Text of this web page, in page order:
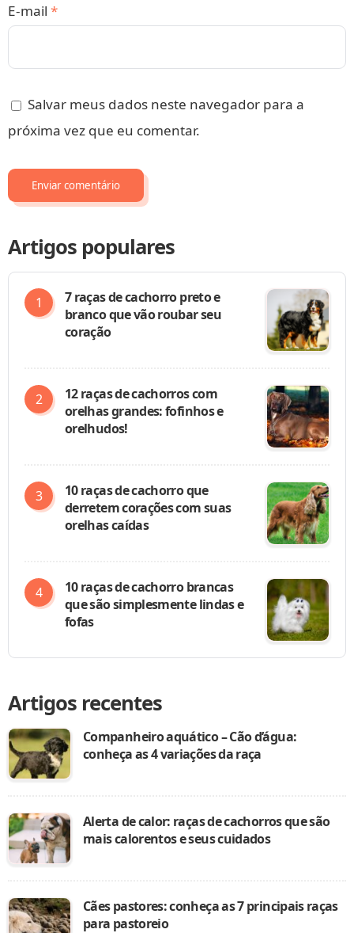
E-mail *
Salvar meus dados neste navegador para a
próxima vez que eu comentar.
Artigos populares
7 raças de cachorro preto e
branco que vão roubar seu
coração
12 raças de cachorros com
orelhas grandes: fofinhos e
orelhudos!
10 raças de cachorro que
derretem corações com suas
orelhas caídas
10 raças de cachorro brancas
que são simplesmente lindas e
fofas
Artigos recentes
Companheiro aquático – Cão d’água:
conheça as 4 variações da raça
Alerta de calor: raças de cachorros que são
mais calorentos e seus cuidados
Cães pastores: conheça as 7 principais raças
para pastoreio